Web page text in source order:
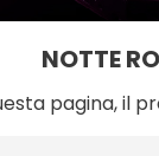
NOTTE
pagina, il